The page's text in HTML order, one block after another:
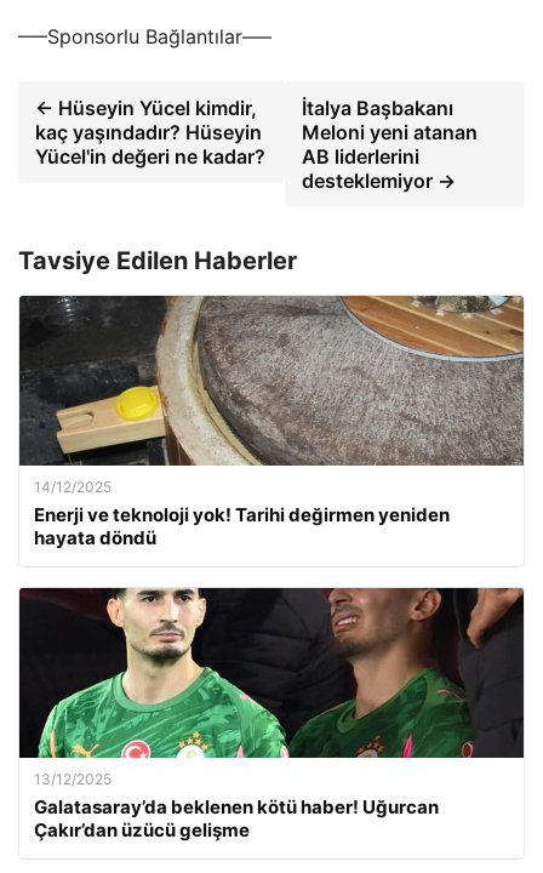
—–Sponsorlu Bağlantılar—–
← Hüseyin Yücel kimdir,
kaç yaşındadır? Hüseyin
Yücel'in değeri ne kadar?
İtalya Başbakanı
Meloni yeni atanan
AB liderlerini
desteklemiyor →
Tavsiye Edilen Haberler
14/12/2025
Enerji ve teknoloji yok! Tarihi değirmen yeniden
hayata döndü
13/12/2025
Galatasaray’da beklenen kötü haber! Uğurcan
Çakır’dan üzücü gelişme